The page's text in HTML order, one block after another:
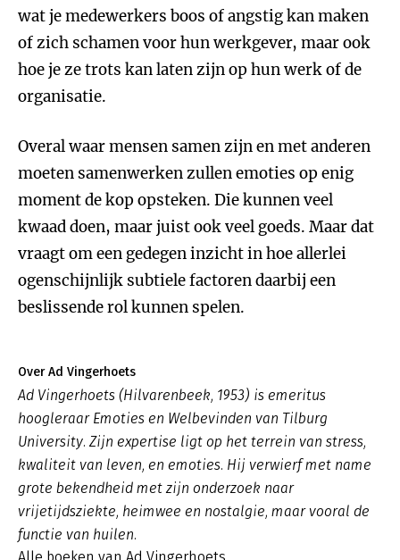
wat je medewerkers boos of angstig kan maken
of zich schamen voor hun werkgever, maar ook
hoe je ze trots kan laten zijn op hun werk of de
organisatie.
Overal waar mensen samen zijn en met anderen
moeten samenwerken zullen emoties op enig
moment de kop opsteken. Die kunnen veel
kwaad doen, maar juist ook veel goeds. Maar dat
vraagt om een gedegen inzicht in hoe allerlei
ogenschijnlijk subtiele factoren daarbij een
beslissende rol kunnen spelen.
Over Ad Vingerhoets
Ad Vingerhoets (Hilvarenbeek, 1953) is emeritus
hoogleraar Emoties en Welbevinden van Tilburg
University. Zijn expertise ligt op het terrein van stress,
kwaliteit van leven, en emoties. Hij verwierf met name
grote bekendheid met zijn onderzoek naar
vrijetijdsziekte, heimwee en nostalgie, maar vooral de
functie van huilen.